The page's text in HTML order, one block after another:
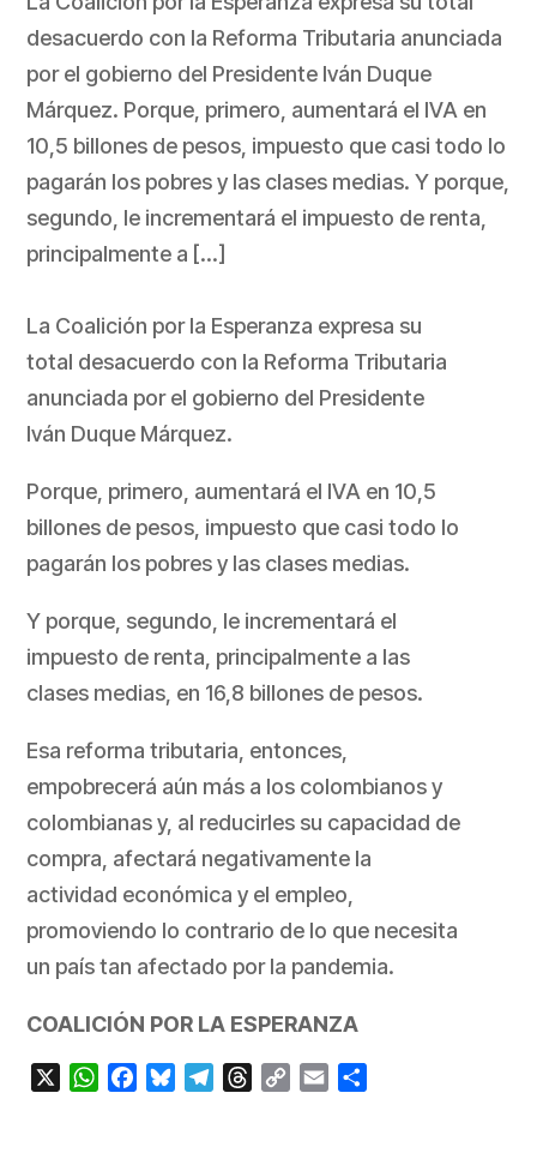
desacuerdo con la Reforma Tributaria anunciada
por el gobierno del Presidente Iván Duque
Márquez. Porque, primero, aumentará el IVA en
10,5 billones de pesos, impuesto que casi todo lo
pagarán los pobres y las clases medias. Y porque,
segundo, le incrementará el impuesto de renta,
principalmente a […]
La Coalición por la Esperanza expresa su
total desacuerdo con la Reforma Tributaria
anunciada por el gobierno del Presidente
Iván Duque Márquez.
Porque, primero, aumentará el IVA en 10,5
billones de pesos, impuesto que casi todo lo
pagarán los pobres y las clases medias.
Y porque, segundo, le incrementará el
impuesto de renta, principalmente a las
clases medias, en 16,8 billones de pesos.
Esa reforma tributaria, entonces,
empobrecerá aún más a los colombianos y
colombianas y, al reducirles su capacidad de
compra, afectará negativamente la
actividad económica y el empleo,
promoviendo lo contrario de lo que necesita
un país tan afectado por la pandemia.
COALICIÓN POR LA ESPERANZA
WhatsApp
FacebookBlueskyTelegramThreads
Copy Email